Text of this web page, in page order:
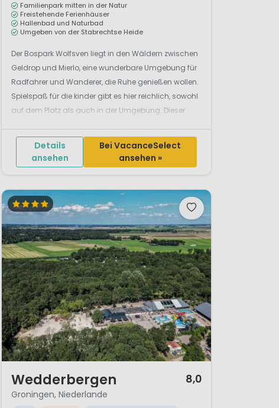
Familienpark mitten in der Natur
Freistehende Ferienhäuser
Hallenbad und Naturbad
Umgeben von der Stabrechtse Heide
Der Bospark Wolfsven liegt in den Wäldern zwischen
Geldrop und Mierlo, eine wunderbare Umgebung für
Radfahrer und Wanderer, die Ruhe genießen wollen.
Spielspaß für die kinder gibt es hier reichlich, sowohl
auf dem Platz als auch in der Umgebung. Dieser
freistehende Ferien...
Details
ansehen
Bei VacanceSelect
ansehen »
Wedderbergen 8,0
Groningen, Niederlande